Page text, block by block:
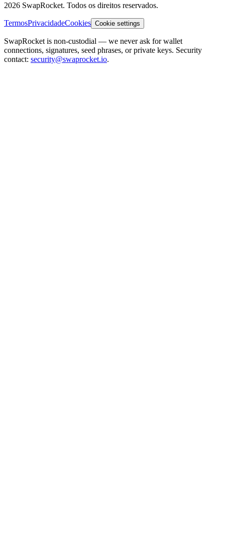
2026 SwapRocket. Todos os direitos reservados.
TermosPrivacidadeCookies Cookie settings
SwapRocket is non-custodial — we never ask for wallet
connections, signatures, seed phrases, or private keys. Security
contact: security@swaprocket.io.